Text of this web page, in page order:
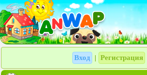
Вход Регистрация